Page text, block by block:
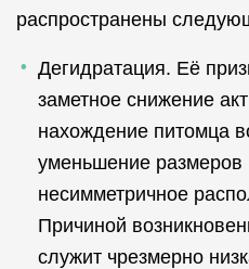
распространены
Дегидратация. Её
заметное снижение
нахождение питомца
уменьшение
несимметричное
Причиной
служит чрезмерно